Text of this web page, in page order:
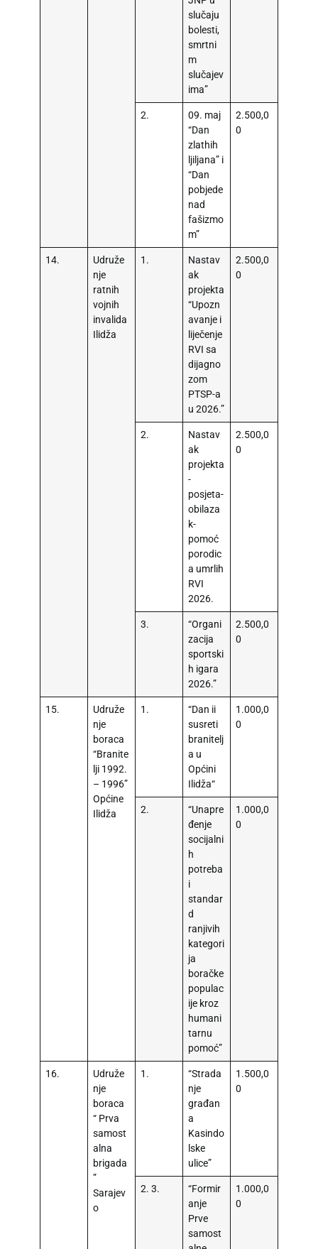
slučaju
bolesti,
smrtni
m
slučajev
ima”
2.
09. maj
“Dan
zlathih
ljiljana” i
“Dan
pobjede
nad
fašizmo
m”
2.500,0
0
14.
Udruže
nje
ratnih
vojnih
invalida
Ilidža
1.
Nastav
ak
projekta
“Upozn
avanje i
liječenje
RVI sa
dijagno
zom
PTSP-a
u 2026.”
2.500,0
0
2.
Nastav
ak
projekta
-
posjeta-
obilaza
k-
pomoć
porodic
a umrlih
RVI
2026.
2.500,0
0
3.
“Organi
zacija
sportski
h igara
2026.”
2.500,0
0
15.
Udruže
nje
boraca
“Branite
lji 1992.
– 1996”
Općine
Ilidža
1.
“Dan ii
susreti
branitelj
a u
Općini
Ilidža“
1.000,0
0
2.
“Unapre
đenje
socijalni
h
potreba
i
standar
d
ranjivih
kategori
ja
boračke
populac
ije kroz
humani
tarnu
pomoć”
1.000,0
0
16.
Udruže
nje
boraca
“ Prva
samost
alna
brigada
”
Sarajev
o
1.
“Strada
nje
građan
a
Kasindo
lske
ulice”
1.500,0
0
2. 3.
“Formir
anje
Prve
samost
1.000,0
0